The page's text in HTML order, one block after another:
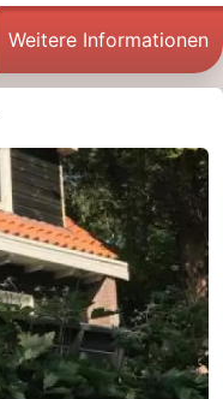
Weitere Informationen